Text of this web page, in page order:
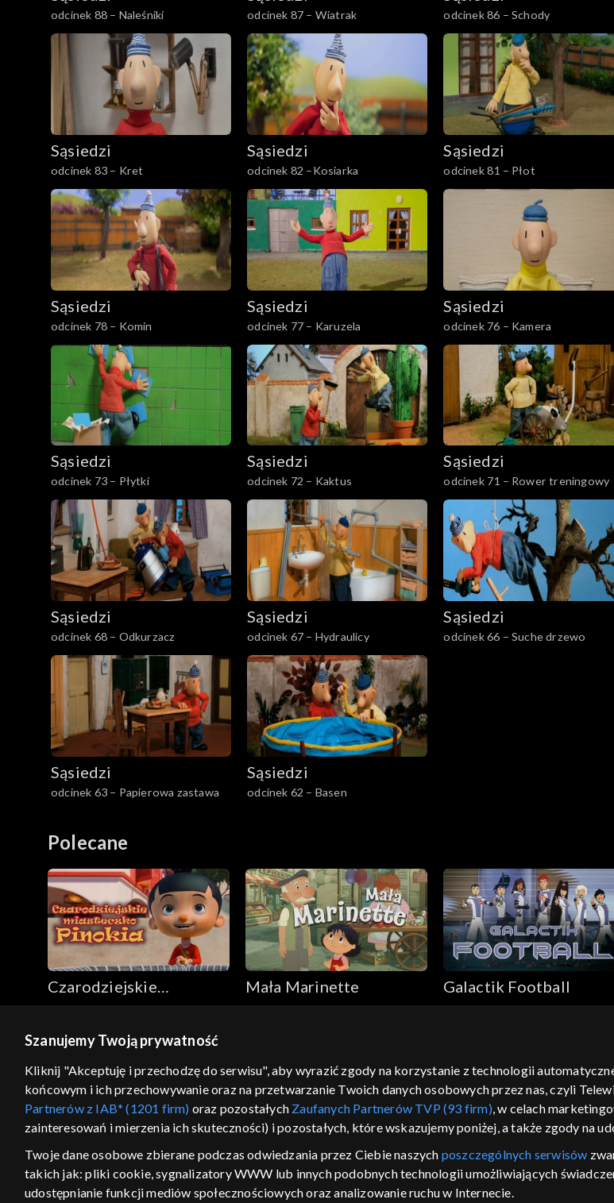
odcinek 88 – Naleśniki odcinek 87 – Wiatrak odcinek 86 – Schody
Sąsiedzi
odcinek 83 – Kret
Sąsiedzi
odcinek 82 –Kosiarka
Sąsiedzi
odcinek 81 – Płot
Sąsiedzi
odcinek 78 – Komin
Sąsiedzi
odcinek 77 – Karuzela
Sąsiedzi
odcinek 76 – Kamera
Sąsiedzi
odcinek 73 – Płytki
Sąsiedzi
odcinek 72 – Kaktus
Sąsiedzi
odcinek 71 – Rower treningowy
Sąsiedzi
odcinek 68 – Odkurzacz
Sąsiedzi
odcinek 67 – Hydraulicy
Sąsiedzi
odcinek 66 – Suche drzewo
Sąsiedzi
odcinek 63 – Papierowa zastawa
Sąsiedzi
odcinek 62 – Basen
Polecane
Czarodziejskie
Mała Marinette Galactik Football
GEOLOKALIZACJA
ŁĄCZYSZ SIĘ SPOZA POLSKI
Kraj, z którego się łączysz, to Stany Zjednoczone ,
w związku z czym część tytułów na platformie TVP
regulamin serwisu cennik polityka prywatności moje zgody pomoc kontakt
Szanujemy Twoją prywatność
Kliknij "Akceptuję i przechodzę do serwisu", aby wyrazić zgody na korzystanie z technologii
końcowym i ich przechowywanie oraz na przetwarzanie Twoich danych osobowych przez nas, czyli
Partnerów z IAB* (1201 firm) oraz pozostałych Zaufanych Partnerów TVP (93 firm), w celach
zainteresowań i mierzenia ich skuteczności) i pozostałych, które wskazujemy poniżej, a także zgody na
Twoje dane osobowe zbierane podczas odwiedzania przez Ciebie naszych poszczególnych serwisów
takich jak: pliki cookie, sygnalizatory WWW lub innych podobnych technologii umożliwiających
udostępnianie funkcji mediów społecznościowych oraz analizowanie ruchu w Internecie.